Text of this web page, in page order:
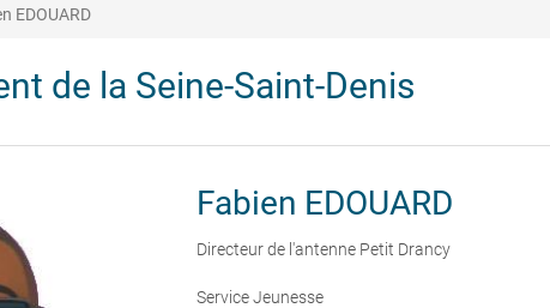
EDOUARD
de la Seine-Saint-Denis
Fabien EDOUARD
Directeur de l'antenne Petit Drancy
Service Jeunesse